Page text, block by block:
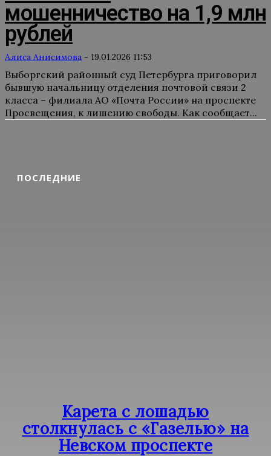
ПОСЛЕДНИЕ
Карета с лошадью
столкнулась с «Газелью» на
Невском проспекте
мошенничество на 1,9 млн
рублей
Алиса Анисимова - 19.01.2026 11:53
Выборгский районный суд Петербурга приговорил
бывшую начальницу отделения почтовой связи 2
класса – филиала АО «Почта России» на проспекте
Просвещения, к лишению свободы. Как сообщает...